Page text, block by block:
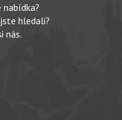
nabídka?
hledali?
nás.